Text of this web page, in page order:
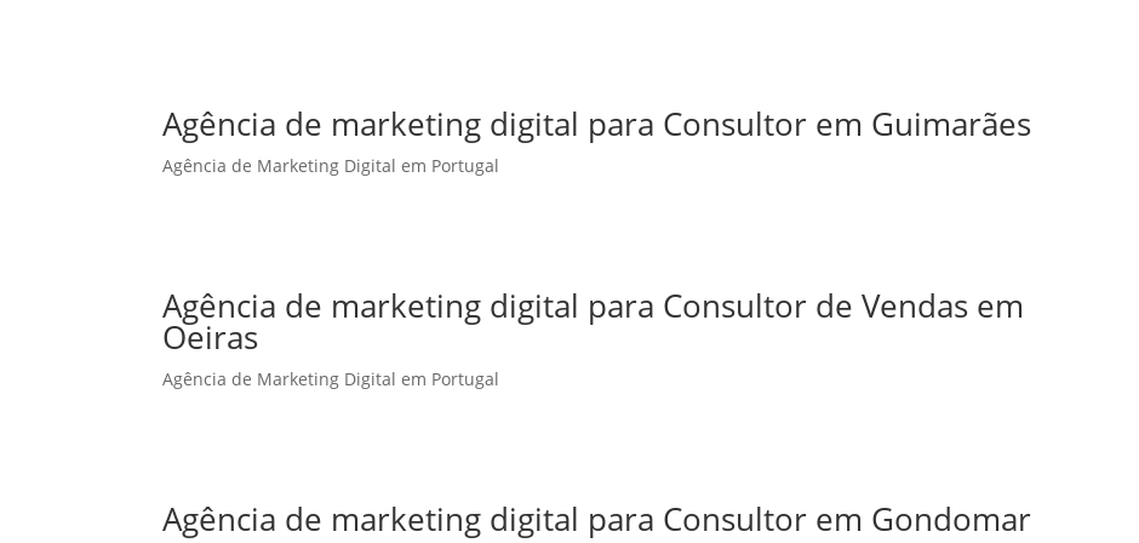
Agência de marketing digital para Consultor em Guimarães
Agência de Marketing Digital em Portugal
Agência de marketing digital para Consultor de Vendas em
Oeiras
Agência de Marketing Digital em Portugal
Agência de marketing digital para Consultor em Gondomar